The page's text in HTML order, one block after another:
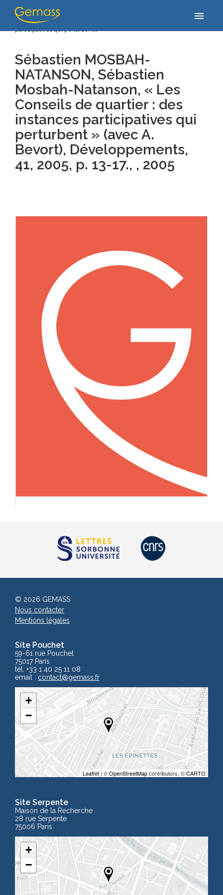
menu
Accueil/Publications
Mosbah-Natanson, « Les Conseils de quartier : des instances
participatives qui perturbent…
Sébastien MOSBAH-
NATANSON, Sébastien
Mosbah-Natanson, « Les
Conseils de quartier : des
instances participatives qui
perturbent » (avec A.
Bevort), Développements,
41, 2005, p. 13-17., , 2005
Site Pouchet
59-61 rue Pouchet
75017 Paris
tél. +33 1 40 25 11 08
email : contact@gemass.fr
+
−
Leaflet | ©OpenStreetMapcontributors, ©CARTO
Site Serpente
Maison de la Recherche
28 rue Serpente
75006 Paris
+
−
© 2026 GEMASS
Nous contacter
Mentions légales